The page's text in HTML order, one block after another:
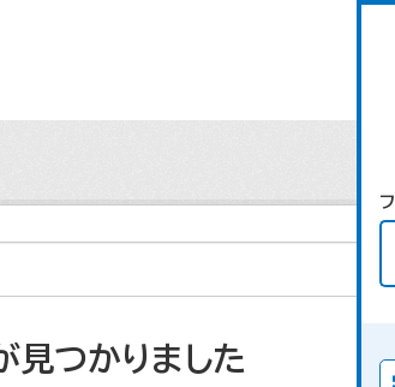
見つかりました